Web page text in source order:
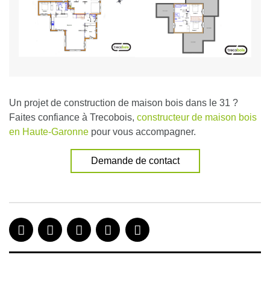
Un projet de construction de maison bois dans le 31 ?
Faites confiance à Trecobois, constructeur de maison bois
en Haute-Garonne pour vous accompagner.
Demande de contact